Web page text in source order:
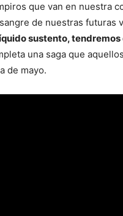
que van en nuestra
de nuestras futuras
sustento,
una saga que
de mayo.